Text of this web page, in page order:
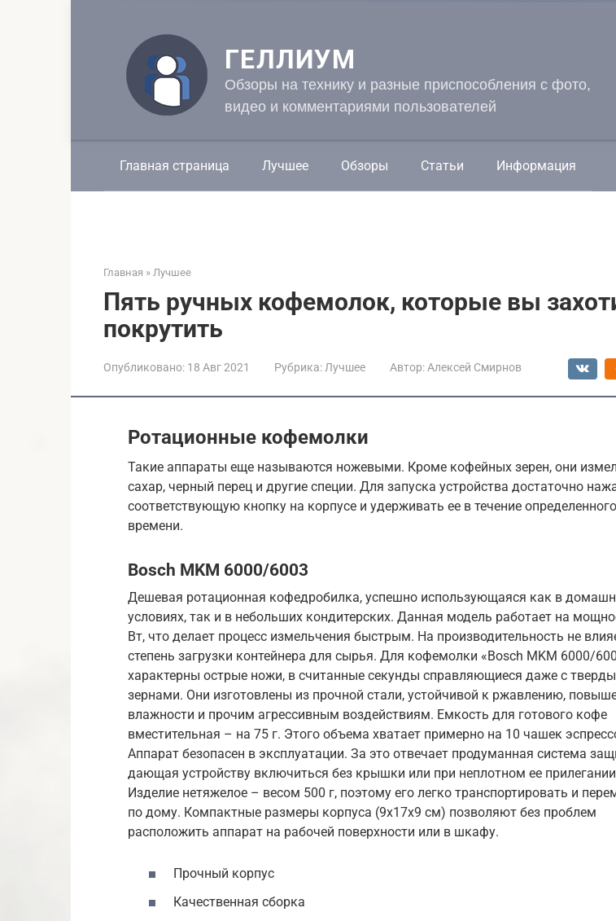
ГЕЛЛИУМ
Обзоры на технику и разные приспособления с фото,
видео и комментариями пользователей
Главная страница Лучшее Обзоры Статьи Информация
Главная » Лучшее
Пять ручных кофемолок, которые вы
покрутить
Опубликовано: 18 Авг 2021 Рубрика: Лучшее Автор: Алексей Смирнов
Ротационные кофемолки
Такие аппараты еще называются ножевыми. Кроме кофейных зерен, они
сахар, черный перец и другие специи. Для запуска устройства достаточно
соответствующую кнопку на корпусе и удерживать ее в течение определенного
времени.
Bosch MKM 6000/6003
Дешевая ротационная кофедробилка, успешно использующаяся как в
условиях, так и в небольших кондитерских. Данная модель работает на
Вт, что делает процесс измельчения быстрым. На производительность не
степень загрузки контейнера для сырья. Для кофемолки «Bosch MKM 6000/
характерны острые ножи, в считанные секунды справляющиеся даже с
зернами. Они изготовлены из прочной стали, устойчивой к ржавлению,
влажности и прочим агрессивным воздействиям. Емкость для готового кофе
вместительная – на 75 г. Этого объема хватает примерно на 10 чашек
Аппарат безопасен в эксплуатации. За это отвечает продуманная система
дающая устройству включиться без крышки или при неплотном ее
Изделие нетяжелое – весом 500 г, поэтому его легко транспортировать и
по дому. Компактные размеры корпуса (9x17x9 см) позволяют без проблем
расположить аппарат на рабочей поверхности или в шкафу.
Прочный корпус
Качественная сборка